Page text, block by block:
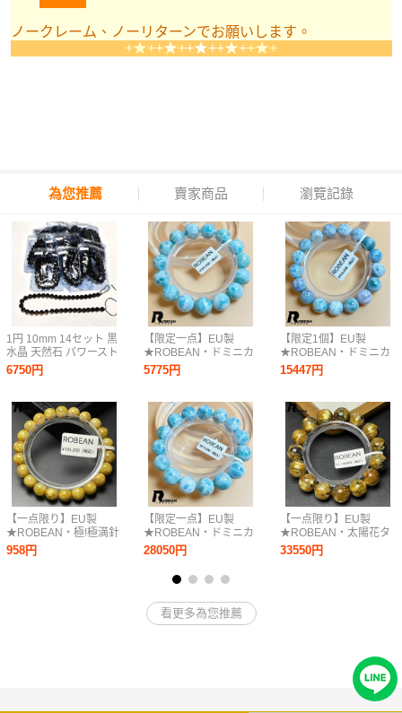
ノークレーム、ノーリターンでお願いします。
+★++★++★++★++★+
為您推薦 賣家商品 瀏覽記錄
1円 10mm 14セット 黒
水晶 天然石 パワースト
ーン アクセサリー ビー
ズ ブレスレット ネック
スモーキークォーツ
6750円
【一点限り】EU製
★ROBEAN・極!極満針
ルチルクォーツ★ブレ
スレット パワーストー
958円
【限定一点】EU製
★ROBEAN・ドミニカ
共和国産のラリマー★
パワーストーン ブレス
運 約14.5mm
D0720730
5775円
【限定一点】EU製
★ROBEAN・ドミニカ
共和国産のラリマー★
パワーストーン ブレス
レット 天然石 開運 金
運 約14.4-14.8mm
D0720732
28050円
【限定1個】EU製
★ROBEAN・ドミニカ
共和国産のパープルラ
リマー★パワーストー
金運 11.9-12.3mm
K0629126
15447円
【一点限り】EU製
★ROBEAN・太陽花タ
イチンルチル★黄金針
水晶 金運 開運 ブレス
33550円
看更多為您推薦